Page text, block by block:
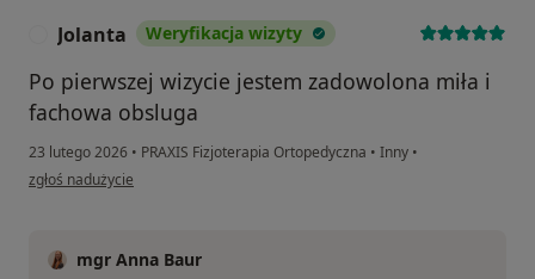
Jolanta Weryfikacja wizyty
Po pierwszej wizycie jestem zadowolona miła i
fachowa obsluga
23 lutego 2026 • PRAXIS Fizjoterapia Ortopedyczna • Inny •
w opinii użytkownika Jolanta
zgłoś nadużycie
mgr Anna Baur